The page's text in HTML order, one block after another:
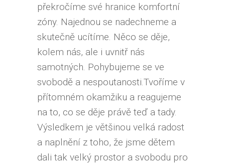
překročíme své hranice komfortní
zóny. Najednou se nadechneme a
skutečně ucítíme. Něco se děje,
kolem nás, ale i uvnitř nás
samotných. Pohybujeme se ve
svobodě a nespoutanosti.Tvoříme v
přítomném okamžiku a reagujeme
na to, co se děje právě teď a tady.
Výsledkem je většinou velká radost
a naplnění z toho, že jsme dětem
dali tak velký prostor a svobodu pro